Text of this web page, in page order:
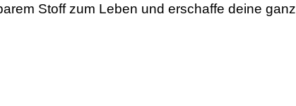
Stoff zum Leben und erschaffe deine ganz